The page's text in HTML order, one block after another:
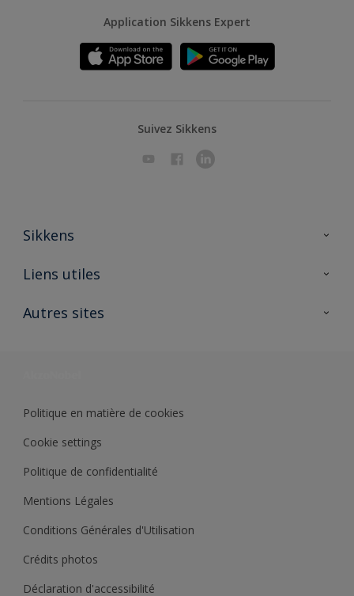
Application Sikkens Expert
Suivez Sikkens
Sikkens
A propos de Sikkens
Liens utiles
Ouvrir un magasin PASS
Autres sites
Politique en matière de cookies
Cookie settings
Politique de confidentialité
Mentions Légales
Conditions Générales d'Utilisation
Crédits photos
Déclaration d'accessibilité